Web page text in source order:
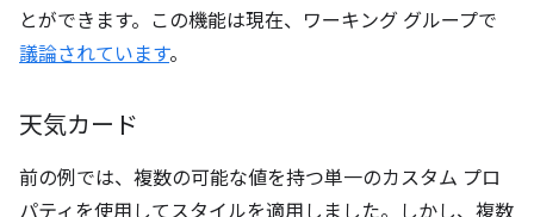
とができます。この機能は現在、ワーキング グループで
議論されています。
天気カード
前の例では、複数の可能な値を持つ単一のカスタム プロ